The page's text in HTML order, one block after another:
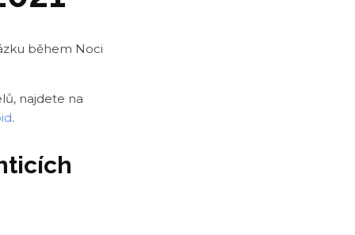
během Noci
najdete na
.